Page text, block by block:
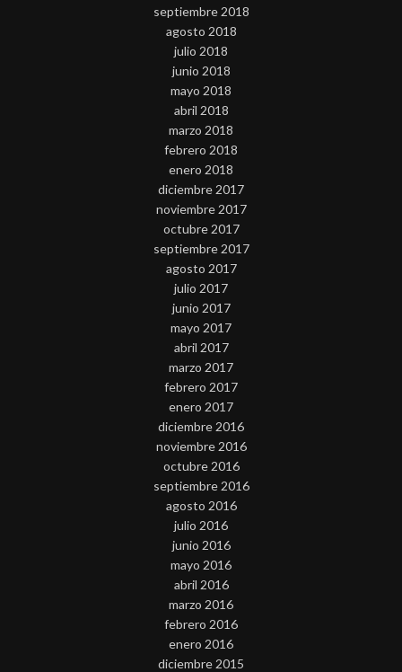
septiembre 2018
agosto 2018
julio 2018
junio 2018
mayo 2018
abril 2018
marzo 2018
febrero 2018
enero 2018
diciembre 2017
noviembre 2017
octubre 2017
septiembre 2017
agosto 2017
julio 2017
junio 2017
mayo 2017
abril 2017
marzo 2017
febrero 2017
enero 2017
diciembre 2016
noviembre 2016
octubre 2016
septiembre 2016
agosto 2016
julio 2016
junio 2016
mayo 2016
abril 2016
marzo 2016
febrero 2016
enero 2016
diciembre 2015